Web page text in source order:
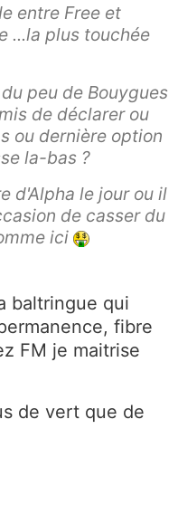
entre Free et
...la plus touchée
peu de Bouygues
de déclarer ou
ou dernière option
la-bas ?
d'Alpha le jour ou il
de casser du
ici
baltringue qui
fibre
FM je maitrise
de vert que de